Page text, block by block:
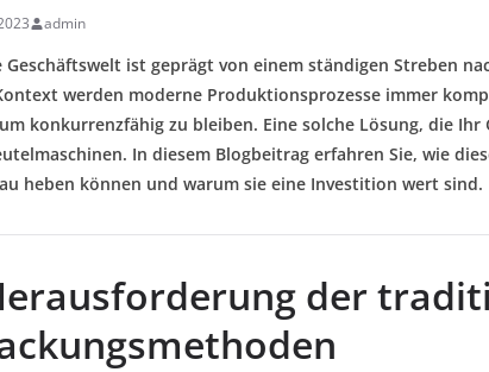
admin
Geschäftswelt ist geprägt von einem ständigen Streben
werden moderne Produktionsprozesse immer
konkurrenzfähig zu bleiben. Eine solche Lösung, die
In diesem Blogbeitrag erfahren Sie, wie
heben können und warum sie eine Investition wert sind.
der